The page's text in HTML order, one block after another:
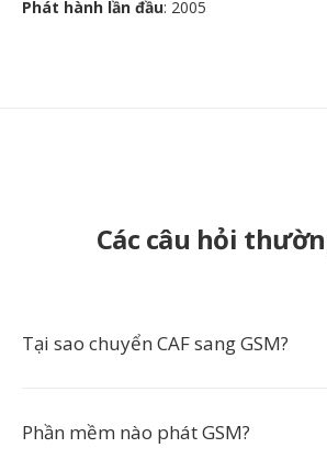
Phát hành lần đầu: 2005
Các câu hỏi
Tại sao chuyển CAF sang GSM?
Phần mềm nào phát GSM?